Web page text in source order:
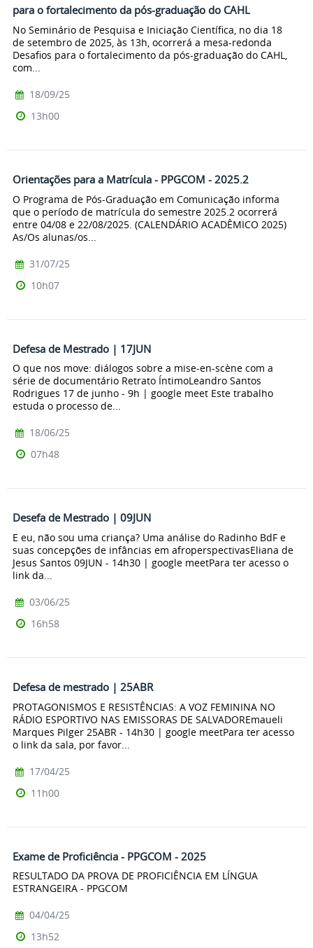
para o fortalecimento da pós-graduação do CAHL
No Seminário de Pesquisa e Iniciação Científica, no dia 18
de setembro de 2025, às 13h, ocorrerá a mesa-redonda
Desafios para o fortalecimento da pós-graduação do CAHL,
com...
18/09/25
13h00
Orientações para a Matrícula - PPGCOM - 2025.2
O Programa de Pós-Graduação em Comunicação informa
que o período de matrícula do semestre 2025.2 ocorrerá
entre 04/08 e 22/08/2025. (CALENDÁRIO ACADÊMICO 2025)
As/Os alunas/os...
31/07/25
10h07
Defesa de Mestrado | 17JUN
O que nos move: diálogos sobre a mise-en-scène com a
série de documentário Retrato ÍntimoLeandro Santos
Rodrigues 17 de junho - 9h | google meet Este trabalho
estuda o processo de...
18/06/25
07h48
Desefa de Mestrado | 09JUN
E eu, não sou uma criança? Uma análise do Radinho BdF e
suas concepções de infâncias em afroperspectivasEliana de
Jesus Santos 09JUN - 14h30 | google meetPara ter acesso o
link da...
03/06/25
16h58
Defesa de mestrado | 25ABR
PROTAGONISMOS E RESISTÊNCIAS: A VOZ FEMININA NO
RÁDIO ESPORTIVO NAS EMISSORAS DE SALVADOREmaueli
Marques Pilger 25ABR - 14h30 | google meetPara ter acesso
o link da sala, por favor...
17/04/25
11h00
Exame de Proficiência - PPGCOM - 2025
RESULTADO DA PROVA DE PROFICIÊNCIA EM LÍNGUA
ESTRANGEIRA - PPGCOM
04/04/25
13h52